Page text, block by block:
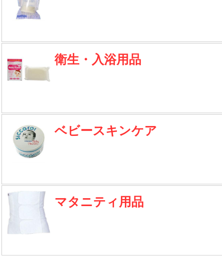
衛生・入浴用品
ベビースキンケア
マタニティ用品